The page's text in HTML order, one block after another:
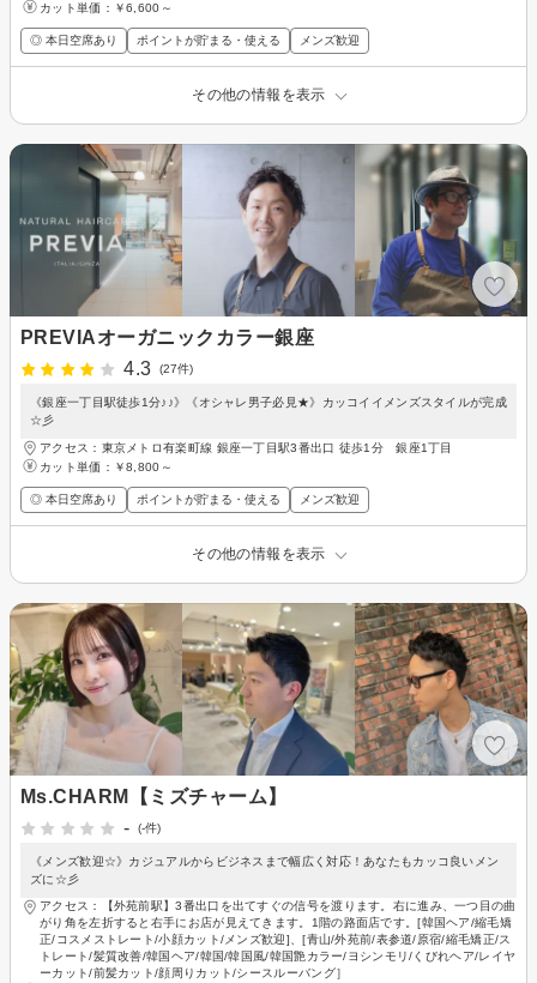
カット単価： ￥6,600～
◎ 本日空席あり ポイントが貯まる・使える メンズ歓迎
その他の情報を表示
PREVIAオーガニックカラー銀座
4.3
(27件)
《銀座一丁目駅徒歩1分♪♪》《オシャレ男子必見★》カッコイイメンズスタイルが完成
☆彡
アクセス：東京メトロ有楽町線 銀座一丁目駅3番出口 徒歩1分 銀座1丁目
カット単価： ￥8,800～
◎ 本日空席あり ポイントが貯まる・使える メンズ歓迎
その他の情報を表示
Ms.CHARM【ミズチャーム】
-
(-件)
《メンズ歓迎☆》カジュアルからビジネスまで幅広く対応！あなたもカッコ良いメン
ズに☆彡
アクセス：【外苑前駅】3番出口を出てすぐの信号を渡ります。右に進み、一つ目の曲
がり角を左折すると右手にお店が見えてきます。1階の路面店です。[韓国ヘア/縮毛矯
正/コスメストレート/小顔カット/メンズ歓迎]、[青山/外苑前/表参道/原宿/縮毛矯正/ス
トレート/髪質改善/韓国ヘア/韓国/韓国風/韓国艶カラー/ヨシンモリ/くびれヘア/レイヤ
ーカット/前髪カット/顔周りカット/シースルーバング］